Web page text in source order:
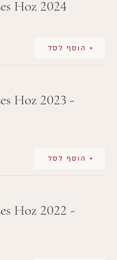
Hoz 2024
+ הוסף לסל
Hoz 2023 -
+ הוסף לסל
Hoz 2022 -